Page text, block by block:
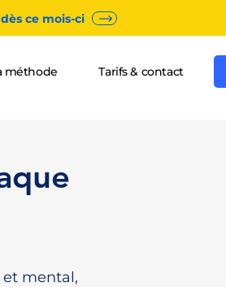
ce mois-ci
méthode Tarifs & contact
et mental,